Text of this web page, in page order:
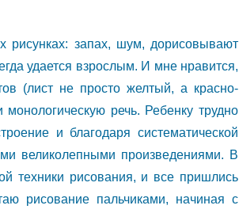
рисунках: запах, шум, дорисовывают
удается взрослым. И мне нравится,
(лист не просто желтый, а красно-
речь. Ребенку трудно
и благодаря систематической
великолепными произведениями. В
техники рисования, и все пришлись
рисование пальчиками, начиная с